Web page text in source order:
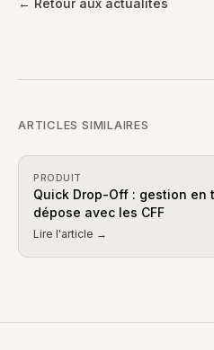
← Retour aux actualités
ARTICLES SIMILAIRES
PRODUIT
Quick Drop-Off : gestion en
dépose avec les CFF
Lire l'article →